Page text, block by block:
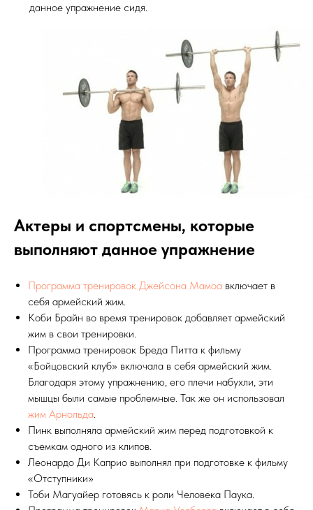
данное упражнение сидя.
Актеры и спортсмены, которые
выполняют данное упражнение
Программа тренировок Джейсона Мамоа включает в
себя армейский жим.
Коби Брайн во время тренировок добавляет армейский
жим в свои тренировки.
Программа тренировок Бреда Питта к фильму
«Бойцовский клуб» включала в себя армейский жим.
Благодаря этому упражнению, его плечи набухли, эти
мышцы были самые проблемные. Так же он использовал
жим Арнольда.
Пинк выполняла армейский жим перед подготовкой к
съемкам одного из клипов.
Леонардо Ди Каприо выполнял при подготовке к фильму
«Отступники»
Тоби Магуайер готовясь к роли Человека Паука.